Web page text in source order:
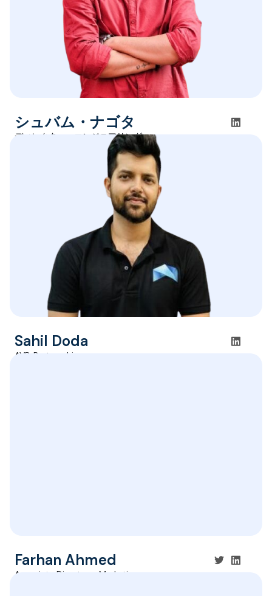
シュバム・ナゴタ
ディレクター・エンジニアリング
Sahil Doda
AVP, Partnership
Farhan Ahmed
Associate Director - Marketing